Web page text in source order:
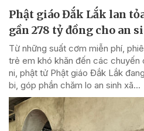
Phật giáo Đắk Lắk lan
gần 278 tỷ đồng cho an
Từ những suất cơm miễn phí,
trẻ em khó khăn đến các chuyến
ni, phật tử Phật giáo Đắk Lắk
bi, góp phần chăm lo an sinh xã...